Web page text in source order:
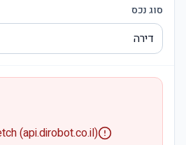
סוג נכס
(api.dirobot.co.il)